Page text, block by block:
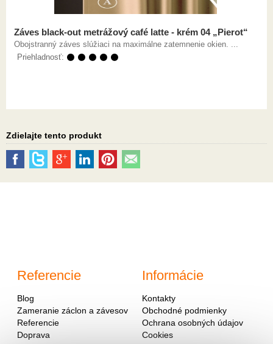
Záves black-out metrážový café latte - krém 04 „Pierot“
Obojstranný záves slúžiaci na maximálne zatemnenie okien. ...
Priehladnosť: ⚫ ⚫ ⚫ ⚫ ⚫
Zdielajte tento produkt
Referencie
Blog
Zameranie záclon a závesov
Referencie
Doprava
Informácie
Kontakty
Obchodné podmienky
Ochrana osobných údajov
Cookies